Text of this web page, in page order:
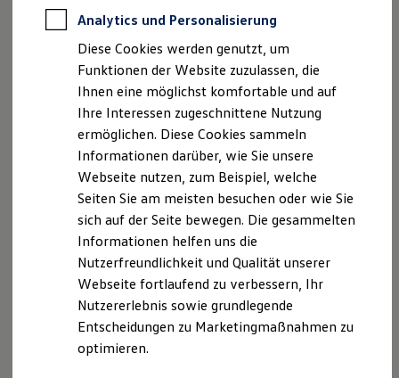
Zertifizierte Gebrauchtwagen
Für Privatkunden
Für Gewerbekunden
Leasing
Für Privatkunden
Für Gewerbekunden
Versicherungen & Garantien
Garantien
Kfz-Versicherung für Nutzfahrzeuge
Restschuldversicherung
Wartungsverträge
Besitzer & Service
Reparatur & Service
Sommer-Special
Reparatur, Pflege & Inspektion
Servicetermin anfragen
Service-Vorteile bei Volkswagen Nutzfahrzeuge
ServicePlus
Economy Service
Räder & Reifen Service
Ersatzfahrzeuge
Autohaus Gudel-Ehlers GmbH & Co. KG
Industriestraße 13
46359 Heiden
Telefonnummer: 02867 975010
Faxnummer: 02867 9355
E-Mail:AHGudel-Ehlers@vw-gudel.de
Umsatzst.-ID-Nr.: DE124169207
Registergericht: Amtsgericht Coesfeld (HRA 3137 und
HRB 5119)
Analytics und Personalisierung
Diese Cookies werden genutzt, um
Funktionen der Website zuzulassen, die
Ihnen eine möglichst komfortable und auf
Ihre Interessen zugeschnittene Nutzung
ermöglichen. Diese Cookies sammeln
Informationen darüber, wie Sie unsere
Webseite nutzen, zum Beispiel, welche
Seiten Sie am meisten besuchen oder wie Sie
sich auf der Seite bewegen. Die gesammelten
Informationen helfen uns die
Nutzerfreundlichkeit und Qualität unserer
Webseite fortlaufend zu verbessern, Ihr
Nutzererlebnis sowie grundlegende
Entscheidungen zu Marketingmaßnahmen zu
optimieren.